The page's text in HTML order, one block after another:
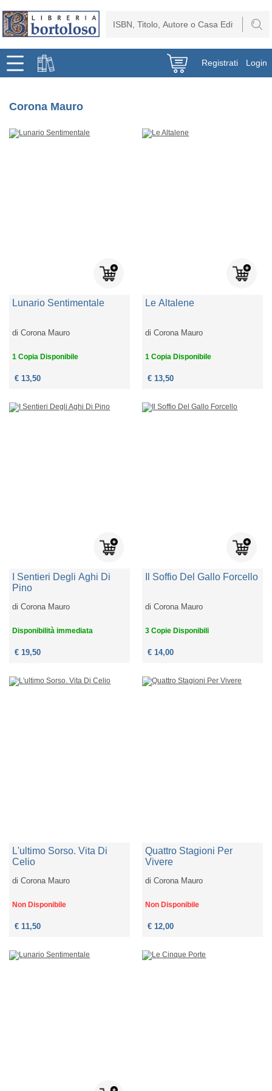
Registrati Login
Corona Mauro
Lunario Sentimentale
diCorona Mauro
1 Copia Disponibile
€ 13,50
Le Altalene
diCorona Mauro
1 Copia Disponibile
€ 13,50
I Sentieri Degli Aghi Di
Pino
diCorona Mauro
Disponibilità immediata
€ 19,50
Il Soffio Del Gallo Forcello
diCorona Mauro
3 Copie Disponibili
€ 14,00
L'ultimo Sorso. Vita Di
Celio
diCorona Mauro
Non Disponibile
€ 11,50
Quattro Stagioni Per
Vivere
diCorona Mauro
Non Disponibile
€ 12,00